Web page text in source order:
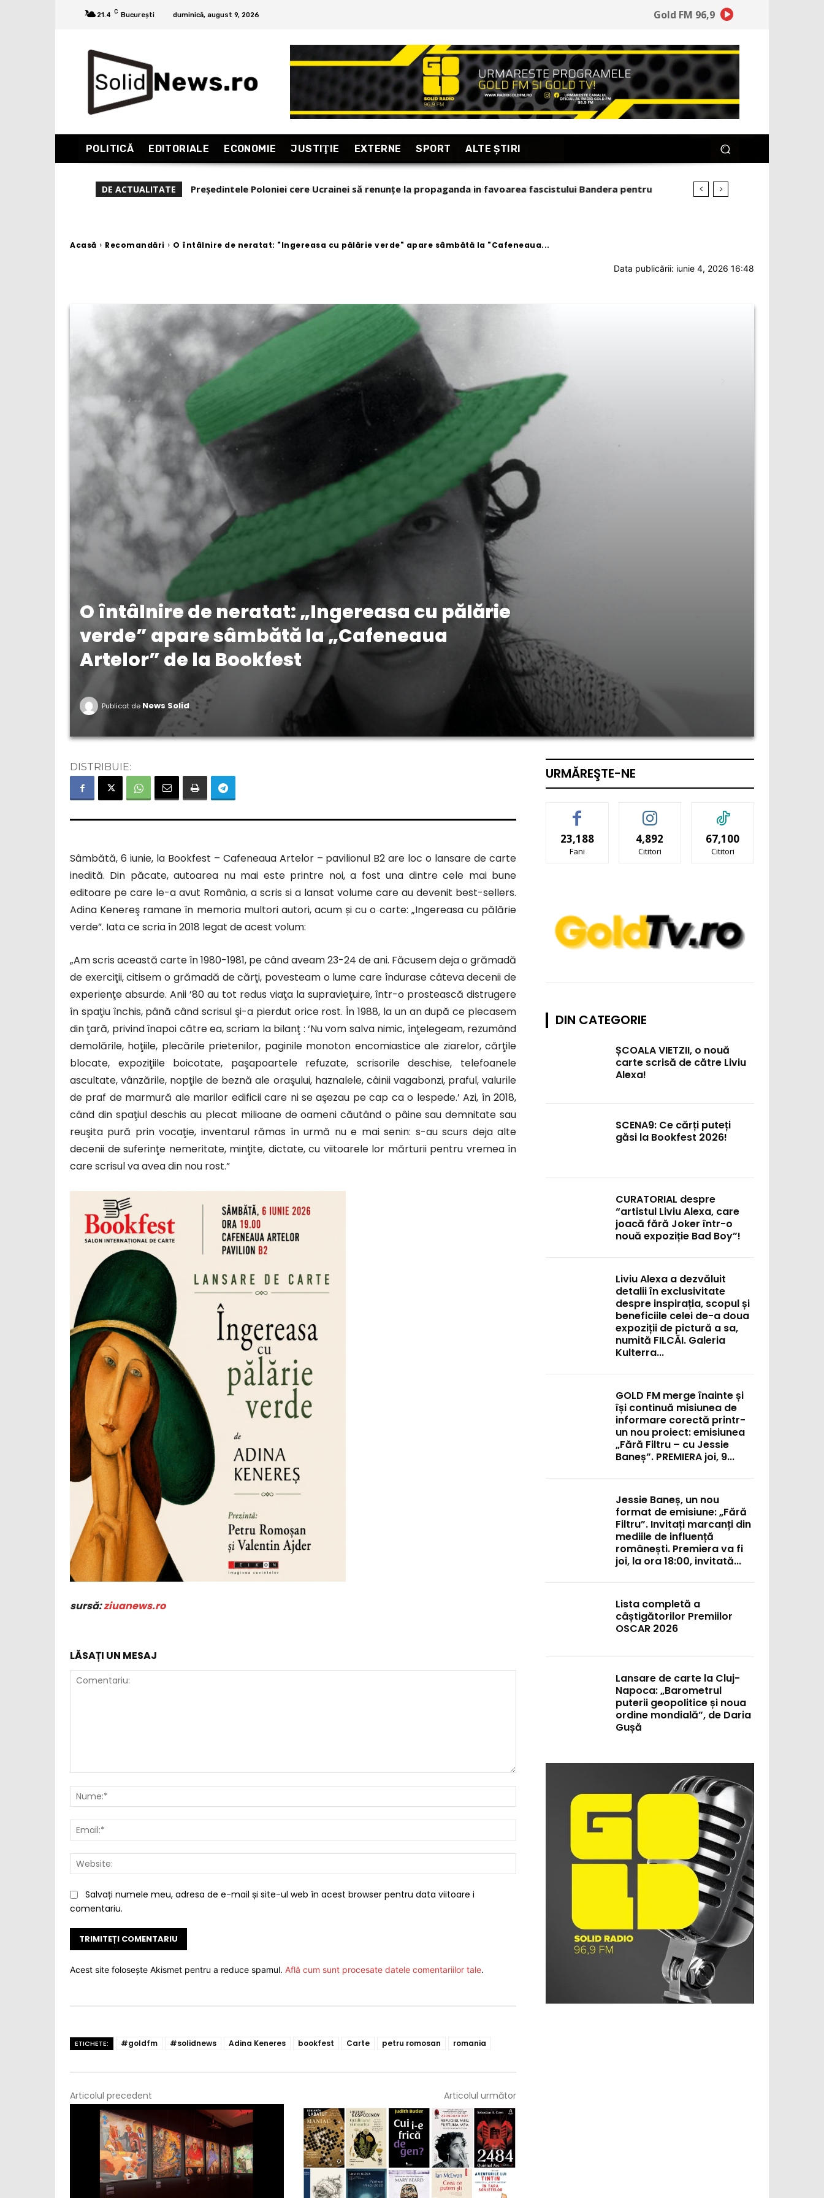
21.4 C București duminică, august 9, 2026 Gold FM 96,9
POLITICĂ EDITORIALE ECONOMIE JUSTIŢIE EXTERNE SPORT ALTE ŞTIRI
DE ACTUALITATE
Dana Budeanu, verdict in cazul lui Călin Georgescu: “Puterea internetului propulsează lideri fără
Acasă Recomandări O întâlnire de neratat: "Ingereasa cu pălărie verde" apare sâmbătă la "Cafeneaua...
Data publicării: iunie 4, 2026 16:48
O întâlnire de neratat: „Ingereasa cu pălărie
verde” apare sâmbătă la „Cafeneaua
Artelor” de la Bookfest
Publicat de News Solid
DISTRIBUIE:
Sâmbătă, 6 iunie, la Bookfest – Cafeneaua Artelor – pavilionul B2 are loc o lansare de carte
inedită. Din păcate, autoarea nu mai este printre noi, a fost una dintre cele mai bune
editoare pe care le-a avut România, a scris si a lansat volume care au devenit best-sellers.
Adina Kenereş ramane în memoria multori autori, acum și cu o carte: „Ingereasa cu pălărie
verde”. Iata ce scria în 2018 legat de acest volum:
„Am scris această carte în 1980-1981, pe când aveam 23-24 de ani. Făcusem deja o grămadă
de exerciţii, citisem o grămadă de cărţi, povesteam o lume care îndurase câteva decenii de
experienţe absurde. Anii ’80 au tot redus viaţa la supravieţuire, într-o prostească distrugere
în spaţiu închis, până când scrisul şi-a pierdut orice rost. În 1988, la un an după ce plecasem
din ţară, privind înapoi către ea, scriam la bilanţ : ‘Nu vom salva nimic, înţelegeam, rezumând
demolările, hoţiile, plecările prietenilor, paginile monoton encomiastice ale ziarelor, cărţile
blocate, expoziţiile boicotate, paşapoartele refuzate, scrisorile deschise, telefoanele
ascultate, vânzările, nopţile de beznă ale oraşului, haznalele, câinii vagabonzi, praful, valurile
de praf de marmură ale marilor edificii care ni se aşezau pe cap ca o lespede.’ Azi, în 2018,
când din spaţiul deschis au plecat milioane de oameni căutând o pâine sau demnitate sau
reuşita pură prin vocaţie, inventarul rămas în urmă nu e mai senin: s-au scurs deja alte
decenii de suferinţe nemeritate, minţite, dictate, cu viitoarele lor mărturii pentru vremea în
care scrisul va avea din nou rost.”
sursă:ziuanews.ro
LĂSAȚI UN MESAJ
Salvați numele meu, adresa de e-mail și site-ul web în acest browser pentru data viitoare i
comentariu.
Acest site folosește Akismet pentru a reduce spamul. Află cum sunt procesate datele comentariilor tale.
ETICHETE: #goldfm #solidnews Adina Keneres bookfest Carte petru romosan romania
Articolul precedent Articolul următor
URMĂREŞTE-NE
23,188
Fani
4,892
Cititori
67,100
Cititori
DIN CATEGORIE
ȘCOALA VIETZII, o nouă
carte scrisă de către Liviu
Alexa!
SCENA9: Ce cărți puteți
găsi la Bookfest 2026!
CURATORIAL despre
“artistul Liviu Alexa, care
joacă fără Joker într-o
nouă expoziție Bad Boy”!
Liviu Alexa a dezvăluit
detalii în exclusivitate
despre inspirația, scopul și
beneficiile celei de-a doua
expoziții de pictură a sa,
numită FILCĂI. Galeria
Kulterra...
GOLD FM merge înainte și
își continuă misiunea de
informare corectă printr-
un nou proiect: emisiunea
„Fără Filtru – cu Jessie
Baneș”. PREMIERA joi, 9...
Jessie Baneș, un nou
format de emisiune: „Fără
Filtru”. Invitați marcanți din
mediile de influență
românești. Premiera va fi
joi, la ora 18:00, invitată...
Lista completă a
câștigătorilor Premiilor
OSCAR 2026
Lansare de carte la Cluj-
Napoca: „Barometrul
puterii geopolitice și noua
ordine mondială”, de Daria
Gușă